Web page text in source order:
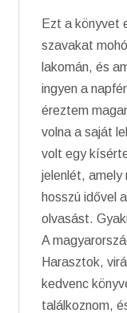
Ezt a könyvet
szavakat
lakomán, és
ingyen a
éreztem
volna a saját
volt egy
jelenlét, amely
hosszú idővel
olvasást.
A
Harasztok,
kedvenc
találkoznom,